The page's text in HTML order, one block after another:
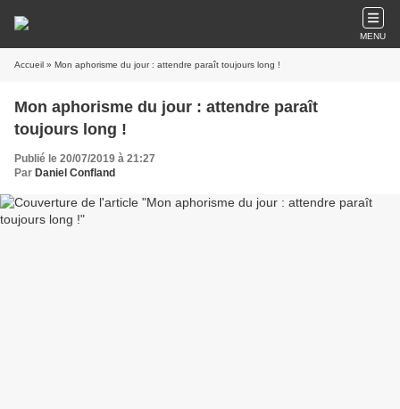
MENU
Accueil » Mon aphorisme du jour : attendre paraît toujours long !
Mon aphorisme du jour : attendre paraît
toujours long !
Publié le 20/07/2019 à 21:27
Par Daniel Confland